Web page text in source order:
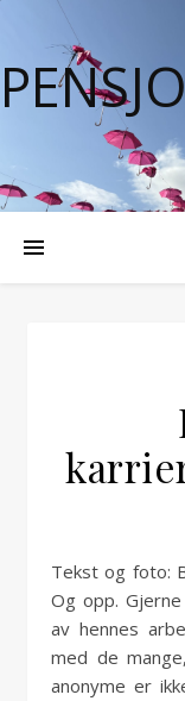
Tekst og foto: Birgitte Simensen Berg Hun vil fram.
Og opp.
av hennes
med de
anonyme er